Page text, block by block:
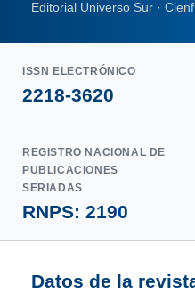
Editorial Universo Sur ·
ISSN ELECTRÓNICO
2218-3620
REGISTRO NACIONAL DE
PUBLICACIONES
SERIADAS
RNPS: 2190
Datos de la